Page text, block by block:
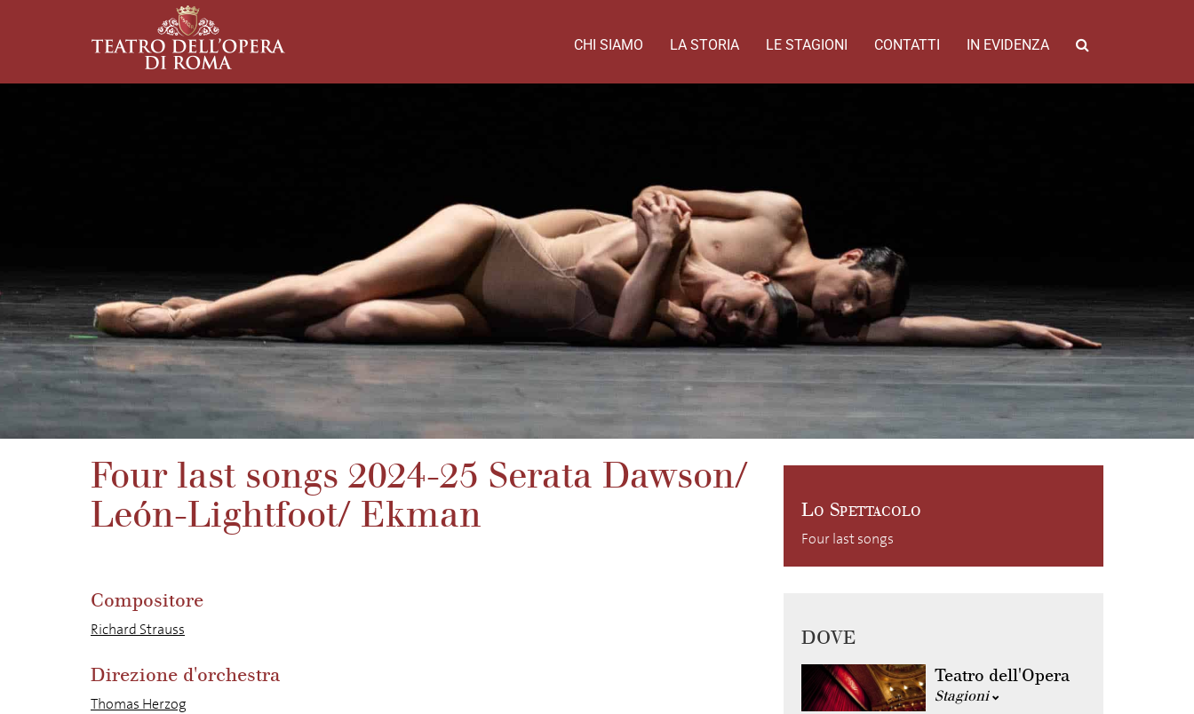
CHI SIAMO LA STORIA LE STAGIONI CONTATTI IN EVIDENZA
Four last songs 2024-25 Serata Dawson/
León-Lightfoot/ Ekman
Compositore
Richard Strauss
Direzione d'orchestra
Thomas Herzog
Lo Spettacolo
Four last songs
DOVE
Teatro dell'Opera
Stagioni